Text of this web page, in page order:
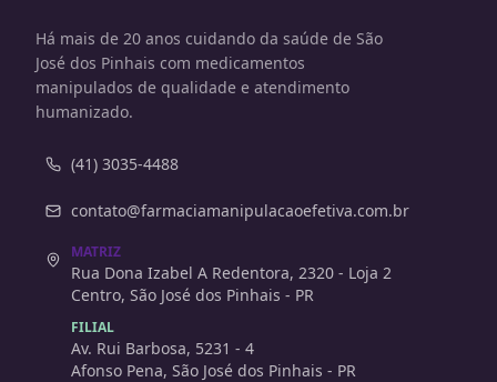
Há mais de 20 anos cuidando da saúde de São
José dos Pinhais com medicamentos
manipulados de qualidade e atendimento
humanizado.
(41) 3035-4488
contato@farmaciamanipulacaoefetiva.com.br
MATRIZ
Rua Dona Izabel A Redentora, 2320 - Loja 2
Centro, São José dos Pinhais - PR
FILIAL
Av. Rui Barbosa, 5231 - 4
Afonso Pena, São José dos Pinhais - PR